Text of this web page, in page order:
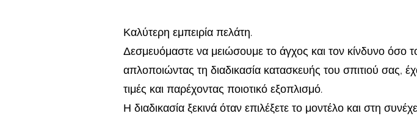
Καλύτερη εμπειρία πελάτη.
Δεσμευόμαστε να μειώσουμε το άγχος και τον κίνδυνο όσο
απλοποιώντας τη διαδικασία κατασκευής του σπιτιού σας,
τιμές και παρέχοντας ποιοτικό εξοπλισμό.
Η διαδικασία ξεκινά όταν επιλέξετε το μοντέλο και στη